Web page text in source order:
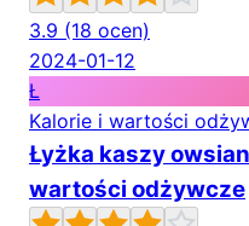
3.9 (18 ocen)
2024-01-12
Ł
Kalorie i wartości
Łyżka kaszy
wartości odżywcze